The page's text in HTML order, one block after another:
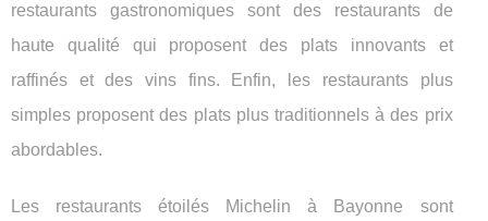
restaurants gastronomiques sont des restaurants de
haute qualité qui proposent des plats innovants et
raffinés et des vins fins. Enfin, les restaurants plus
simples proposent des plats plus traditionnels à des prix
abordables.
Les restaurants étoilés Michelin à Bayonne sont